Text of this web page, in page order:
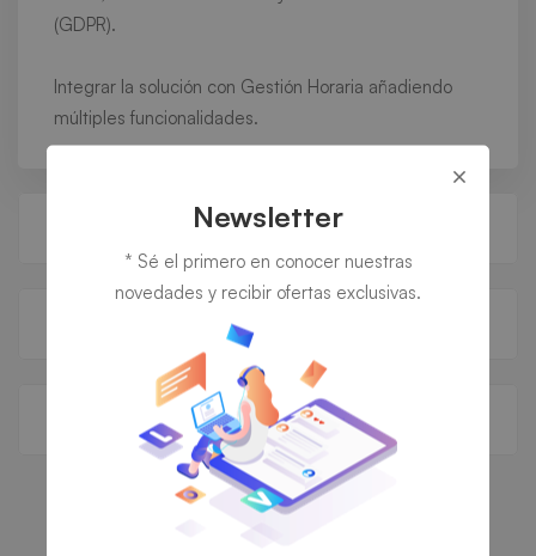
(GDPR).
Integrar la solución con Gestión Horaria añadiendo
múltiples funcionalidades.
Gestión de horarios
Control de producción
Control de visitas
Newsletter
* Sé el primero en conocer nuestras
novedades y recibir ofertas exclusivas.